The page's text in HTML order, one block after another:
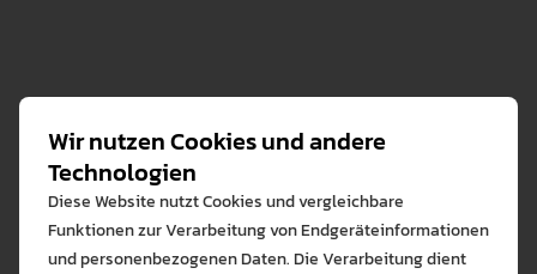
Wir nutzen Cookies und andere
Technologien
Diese Website nutzt Cookies und vergleichbare
Funktionen zur Verarbeitung von Endgeräteinformationen
und personenbezogenen Daten. Die Verarbeitung dient